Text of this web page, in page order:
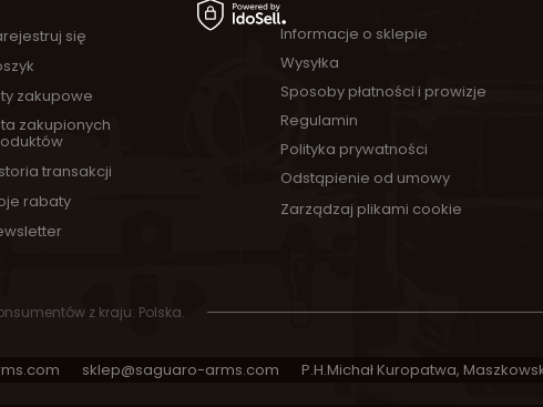
się
zakupowe
zakupionych
transakcji
rabaty
Informacje o sklepie
Wysyłka
Sposoby płatności i prowizje
Regulamin
Polityka prywatności
Odstąpienie od umowy
Zarządzaj plikami cookie
z kraju: Polska.
sklep@saguaro-arms.com P.H.Michał Kuropatwa,